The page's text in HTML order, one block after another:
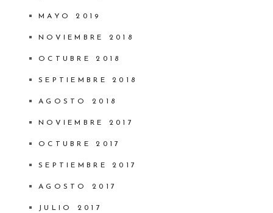
MAYO 2019
NOVIEMBRE 2018
OCTUBRE 2018
SEPTIEMBRE 2018
AGOSTO 2018
NOVIEMBRE 2017
OCTUBRE 2017
SEPTIEMBRE 2017
AGOSTO 2017
JULIO 2017